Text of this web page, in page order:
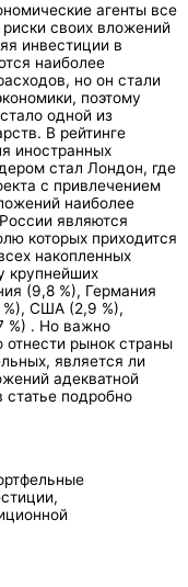
агенты все
своих вложений
инвестиции в
наиболее
но он стали
поэтому
одной из
В рейтинге
иностранных
стал Лондон, где
с привлечением
наиболее
являются
которых приходится
накопленных
крупнейших
(9,8 %), Германия
%), США (2,9 %),
%) . Но важно
рынок страны
является ли
адекватной
подробно